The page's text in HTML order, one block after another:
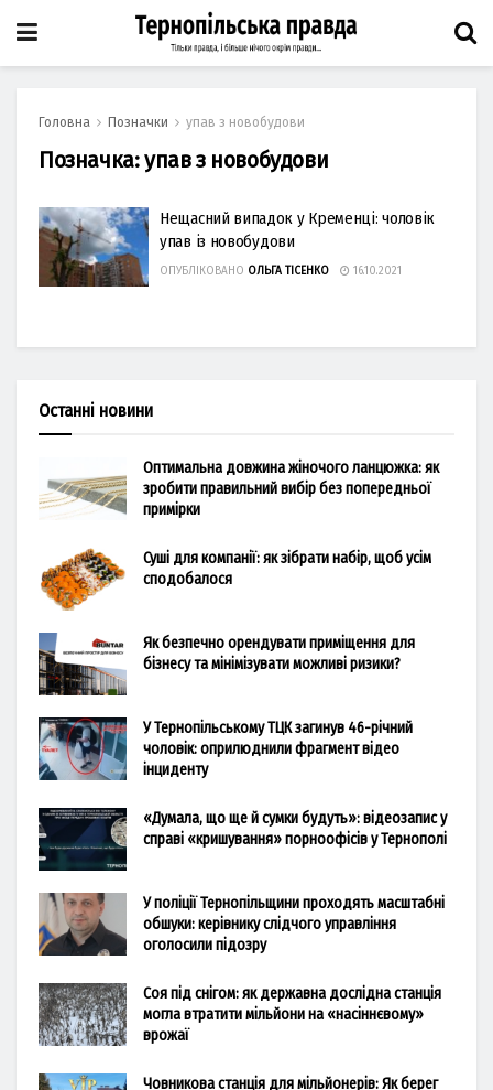
Головна Позначки упав з новобудови
Позначка:упав з новобудови
Нещасний випадок у Кременці: чоловік
упав із новобудови
ОПУБЛІКОВАНО ОЛЬГА ТІСЕНКО 16.10.2021
Останні новини
Оптимальна довжина жіночого ланцюжка: як
зробити правильний вибір без попередньої
примірки
Суші для компанії: як зібрати набір, щоб усім
сподобалося
Як безпечно орендувати приміщення для
бізнесу та мінімізувати можливі ризики?
У Тернопільському ТЦК загинув 46-річний
чоловік: оприлюднили фрагмент відео
інциденту
«Думала, що ще й сумки будуть»: відеозапис у
справі «кришування» порноофісів у Тернополі
У поліції Тернопільщини проходять масштабні
обшуки: керівнику слідчого управління
оголосили підозру
Соя під снігом: як державна дослідна станція
могла втратити мільйони на «насіннєвому»
врожаї
Човникова станція для мільйонерів: Як берег